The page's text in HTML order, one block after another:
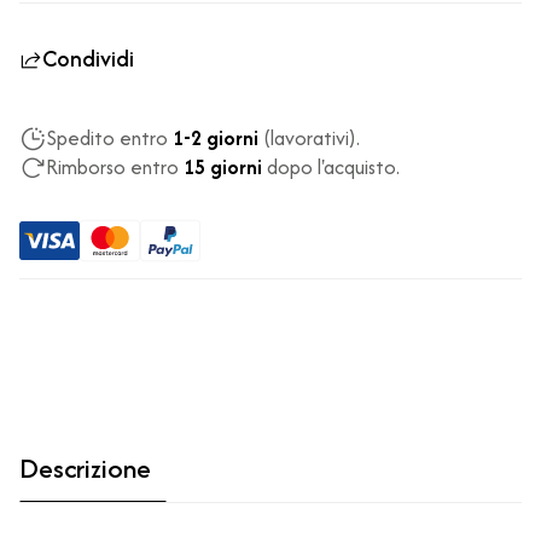
Condividi
Spedito entro 1-2 giorni (lavorativi).
Rimborso entro 15 giorni dopo l'acquisto.
Descrizione